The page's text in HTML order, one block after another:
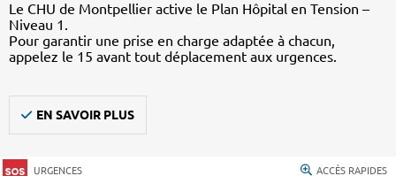
Le CHU de Montpellier active le Plan Hôpital en Tension –
Niveau 1.
Pour garantir une prise en charge adaptée à chacun,
appelez le 15 avant tout déplacement aux urgences.
EN SAVOIR PLUS
URGENCES ACCÈS RAPIDES